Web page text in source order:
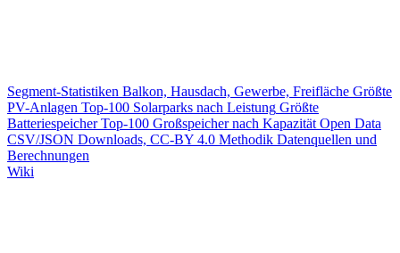
Segment-Statistiken Balkon, Hausdach, Gewerbe, Freifläche Größte
PV-Anlagen Top-100 Solarparks nach Leistung Größte
Batteriespeicher Top-100 Großspeicher nach Kapazität Open Data
CSV/JSON Downloads, CC-BY 4.0 Methodik Datenquellen und
Berechnungen
Wiki